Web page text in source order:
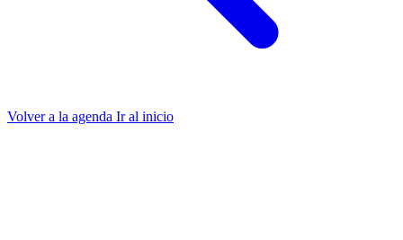
Volver a la agenda Ir al inicio